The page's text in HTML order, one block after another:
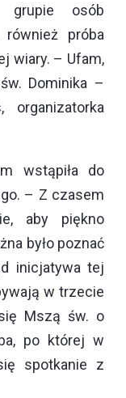
grupie osób
próba
wiary. – Ufam,
Dominika –
wstąpiła do
– Z czasem
aby piękno
było poznać
inicjatywa tej
w trzecie
Mszą św. o
po której w
spotkanie z